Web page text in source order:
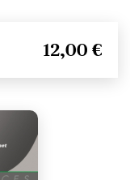
12,00 €